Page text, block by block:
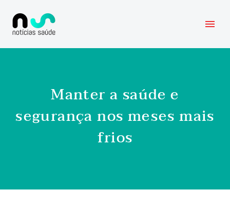
Manter a saúde e
segurança nos meses mais
frios